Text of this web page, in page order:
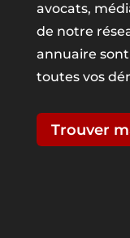
avocats,
de notre
annuaire
toutes vos
Trouver